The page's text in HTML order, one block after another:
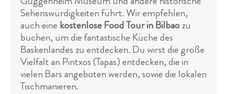
Sehenswürdigkeiten führt. Wir empfehlen,
auch eine kostenlose Food Tour in Bilbaozu
buchen, um die fantastische Küche des
Baskenlandes zu entdecken. Du wirst die große
Vielfalt an Pintxos (Tapas) entdecken, die in
vielen Bars angeboten werden, sowie die lokalen
Tischmanieren.